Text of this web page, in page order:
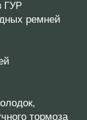
ГУР
ремней
тормоза